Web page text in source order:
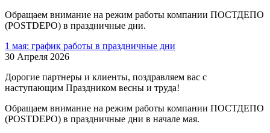
Обращаем внимание на режим работы компании ПОСТДЕПО
(POSTDEPO) в праздничные дни.
1 мая: график работы в праздничные дни
30 Апреля 2026
Дорогие партнеры и клиенты, поздравляем вас с
наступающим Праздником весны и труда!
Обращаем внимание на режим работы компании ПОСТДЕПО
(POSTDEPO) в праздничные дни в начале мая.